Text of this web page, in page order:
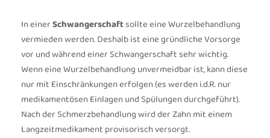
In einerSchwangerschaftsollte eine Wurzelbehandlung
vermieden werden. Deshalb ist eine gründliche Vorsorge
vor und während einer Schwangerschaft sehr wichtig.
Wenn eine Wurzelbehandlung unvermeidbar ist, kann diese
nur mit Einschränkungen erfolgen (es werden i.d.R. nur
medikamentösen Einlagen und Spülungen durchgeführt).
Nach der Schmerzbehandlung wird der Zahn mit einem
Langzeitmedikament provisorisch versorgt.